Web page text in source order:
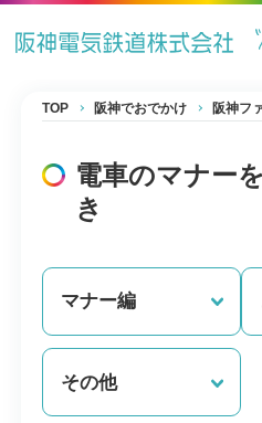
TOP 阪神でおでかけ 阪神フ
電車のマナー
き
マナー編
その他